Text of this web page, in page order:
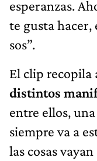
esperanzas.
te gusta hacer,
sos”.
El clip recopila
distintos
entre ellos,
siempre va a
las cosas